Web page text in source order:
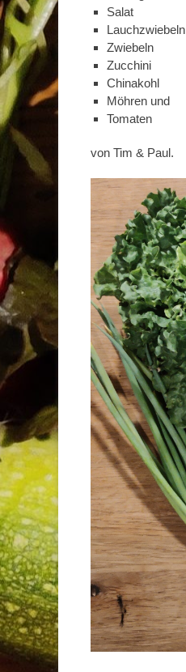
Salat
Lauchzwiebeln
Zwiebeln
Zucchini
Chinakohl
Möhren und
Tomaten
von Tim & Paul.